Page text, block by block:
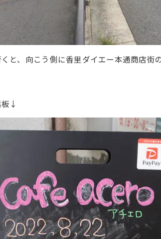
と、向こう側に香里ダイエー本通商店街
板↓